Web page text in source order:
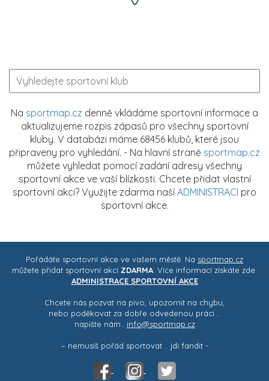
Na sportmap.cz denně vkládáme sportovní informace a
aktualizujeme rozpis zápasů pro všechny sportovní
kluby. V databázi máme 68456 klubů, které jsou
připraveny pro vyhledání. - Na hlavní straně sportmap.cz
můžete vyhledat pomocí zadání adresy všechny
sportovní akce ve vaší blízkosti. Chcete přidat vlastní
sportovní akci? Využijte zdarma naší ADMINISTRACI pro
sportovní akce.
Pořádáte sportovní akce ve vašem městě. Na sportmap.cz
můžete přidat sportovní akci ZDARMA . Více informací získáte zde:
ADMINISTRACE SPORTOVNÍ AKCE
Chcete nás pozvat na pivo, upozornit na chybu,
nebo poděkovat za dobře odvedenou práci ..
napište nám.. info@sportmap.cz
– nemusíš pořád sportovat .. jdi fandit -